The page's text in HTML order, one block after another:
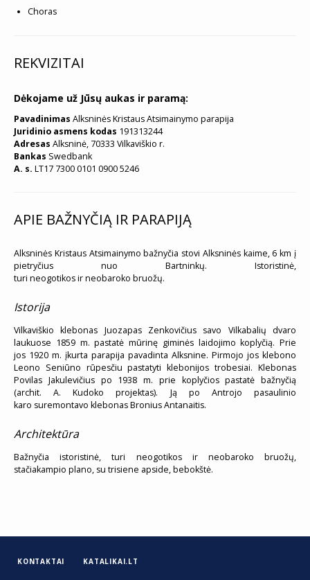
Choras
REKVIZITAI
Dėkojame už Jūsų aukas ir paramą:
Pavadinimas Alksninės Kristaus Atsimainymo parapija
Juridinio asmens kodas 191313244
Adresas Alksninė, 70333 Vilkaviškio r.
Bankas Swedbank
A. s. LT17 7300 0101 0900 5246
APIE BAŽNYČIĄ IR PARAPIJĄ
Alksninės Kristaus Atsimainymo bažnyčia stovi Alksninės kaime, 6 km į
pietryčius nuo Bartninkų. Istoristinė,
turi neogotikos ir neobaroko bruožų.
Istorija
Vilkaviškio klebonas Juozapas Zenkovičius savo Vilkabalių dvaro
laukuose 1859 m. pastatė mūrinę giminės laidojimo koplyčią. Prie
jos 1920 m. įkurta parapija pavadinta Alksnine. Pirmojo jos klebono
Leono Seniūno rūpesčiu pastatyti klebonijos trobesiai. Klebonas
Povilas Jakulevičius po 1938 m. prie koplyčios pastatė bažnyčią
(archit. A. Kudoko projektas). Ją po Antrojo pasaulinio
karo suremontavo klebonas Bronius Antanaitis.
Architektūra
Bažnyčia istoristinė, turi neogotikos ir neobaroko bruožų,
stačiakampio plano, su trisiene apside, bebokštė.
KONTAKTAI KATALIKAI.LT